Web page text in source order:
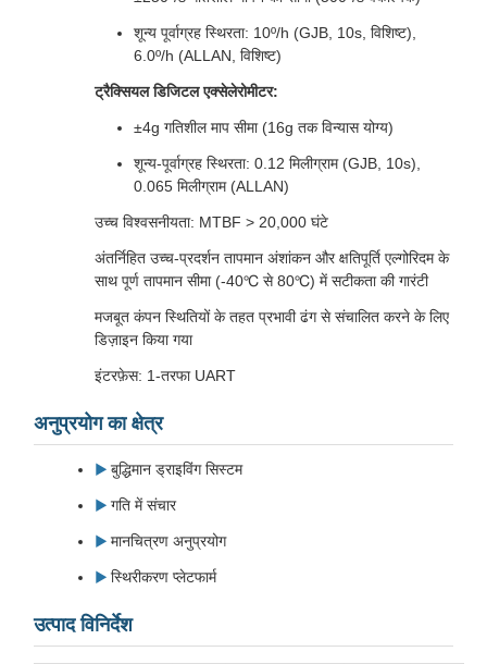
शून्य पूर्वाग्रह स्थिरता: 10º/h (GJB, 10s, विशिष्ट),
6.0º/h (ALLAN, विशिष्ट)
ट्रैक्सियल डिजिटल एक्सेलेरोमीटर:
±4g गतिशील माप सीमा (16g तक विन्यास योग्य)
शून्य-पूर्वाग्रह स्थिरता: 0.12 मिलीग्राम (GJB, 10s),
0.065 मिलीग्राम (ALLAN)
उच्च विश्वसनीयता: MTBF > 20,000 घंटे
अंतर्निहित उच्च-प्रदर्शन तापमान अंशांकन और क्षतिपूर्ति एल्गोरिदम के
साथ पूर्ण तापमान सीमा (-40℃ से 80℃) में सटीकता की गारंटी
मजबूत कंपन स्थितियों के तहत प्रभावी ढंग से संचालित करने के लिए
डिज़ाइन किया गया
इंटरफ़ेस: 1-तरफा UART
अनुप्रयोग का क्षेत्र
बुद्धिमान ड्राइविंग सिस्टम
गति में संचार
मानचित्रण अनुप्रयोग
स्थिरीकरण प्लेटफार्म
उत्पाद विनिर्देश